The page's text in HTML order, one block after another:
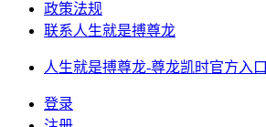
政策法规
联系人生就是搏尊龙
人生就是搏尊龙-尊龙凯时官方入口
登录